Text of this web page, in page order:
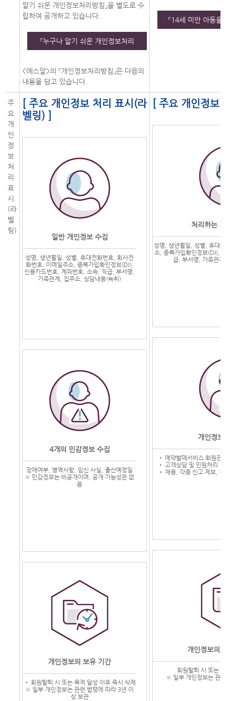
알기 쉬운 개인정보처리방침」을 별도로 수
립하여 공개하고 있습니다.
「누구나 알기 쉬운 개인정보처리
<에스알>의 「개인정보처리방침」은 다음의
내용을 담고 있습니다.
「14세 미만 아동을
주
요
개
인
정
보
처
리
표
시
(라
벨
링)
[ 주요 개인정보 처리 표시(라
벨링) ]
일반 개인정보 수집
성명, 생년월일, 성별, 휴대전화번호, 회사전
화번호, 이메일주소, 중복가입확인정보(DI),
신용카드번호, 계좌번호, 소속, 직급, 부서명,
가족관계, 집주소, 상담내용(녹취)
4개의 민감정보 수집
장애여부, 병역사항, 임신 사실, 출산예정일
※ 민감정보는 비공개이며, 공개 가능성은 없
음
개인정보의 보유 기간
• 회원탈퇴 시 또는 목적 달성 이후 즉시 삭제
※ 일부 개인정보는 관련 법령에 따라 3년 이
상 보관
[ 주요 개인정
처리하는
성명, 생년월일, 성별, 휴대
소, 중복가입확인정보(DI),
급, 부서명, 가족관
개인정
• 예약발매서비스 회원관
• 고객상담 및 민원처리
• 채용, 각종 신고 제보,
개인정보의
회원탈퇴 시 또는
※ 일부 개인정보는 관